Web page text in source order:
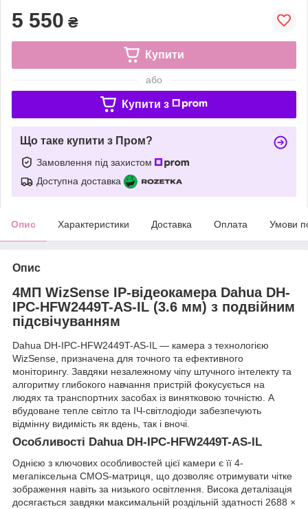
5 550 ₴
Купити
або
Купити з
Що таке купити з Пром?
Замовлення під захистом
Доступна доставка
Опис Характеристики Доставка Оплата Умови
Опис
4МП WizSense IP-відеокамера Dahua DH-
IPC-HFW2449T-AS-IL (3.6 мм) з подвійним
підсвічуванням
Dahua DH-IPC-HFW2449T-AS-IL — камера з технологією
WizSense, призначена для точного та ефективного
моніторингу. Завдяки незалежному чіпу штучного інтелекту та
алгоритму глибокого навчання пристрій фокусується на
людях та транспортних засобах із винятковою точністю. А
вбудоване тепле світло та ІЧ-світлодіоди забезпечують
відмінну видимість як вдень, так і вночі.
Особливості Dahua DH-IPC-HFW2449T-AS-IL
Однією з ключових особливостей цієї камери є її 4-
мегапіксельна CMOS-матриця, що дозволяє отримувати чітке
зображення навіть за низького освітлення. Висока деталізація
досягається завдяки максимальній роздільній здатності 2688 ×